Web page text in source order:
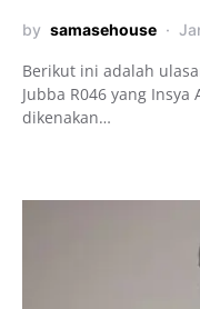
by samasehouse
Berikut ini adalah
Jubba R046 yang
dikenakan…